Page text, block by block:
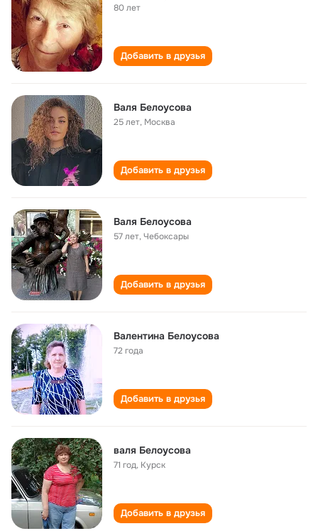
80 лет
Добавить в друзья
Валя Белоусова
25 лет, Москва
Добавить в друзья
Валя Белоусова
57 лет,Чебоксары
Добавить в друзья
Валентина Белоусова
72 года
Добавить в друзья
валя Белоусова
71 год, Курск
Добавить в друзья